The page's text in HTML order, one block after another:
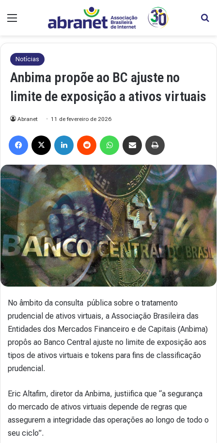
Menu
Notícias
Anbima propõe ao BC ajuste no
limite de exposição a ativos virtuais
Abranet 11 de fevereiro de 2026
Facebook Linkedin Reddit WhatsAppCompartilhar via e-mail
No âmbito da consulta pública sobre o tratamento
prudencial de ativos virtuais, a Associação Brasileira das
Entidades dos Mercados Financeiro e de Capitais (Anbima)
propôs ao Banco Central ajuste no limite de exposição aos
tipos de ativos virtuais e tokens para fins de classificação
prudencial.
Eric Altafim, diretor da Anbima, justiifica que “a segurança
do mercado de ativos virtuais depende de regras que
assegurem a integridade das operações ao longo de todo o
seu ciclo”.